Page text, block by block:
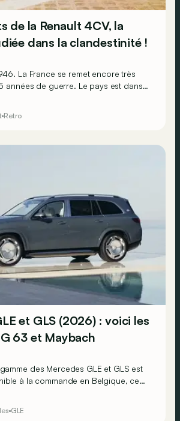
de la Renault 4CV, la
dans la clandestinité !
La France se remet encore très
années de guerre. Le pays est dans
Renault, il y a la promesse de
Retro
et GLS (2026) : voici les
63 et Maybach
des Mercedes GLE et GLS est
à la commande en Belgique, ce
GLE